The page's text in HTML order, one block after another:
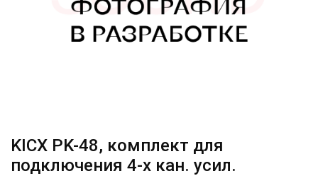
KICX PK-48, комплект для
подключения 4-х кан. усил.